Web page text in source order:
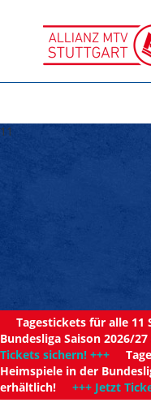
11
Tagestickets für alle 11
Bundesliga Saison 2026/
Tickets sichern! +++
Heimspiele in der
erhältlich! +++ Jetzt